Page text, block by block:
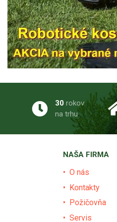
30 rokov
na trhu
NAŠA FIRMA
O nás
Kontakty
Požičovňa
Servis